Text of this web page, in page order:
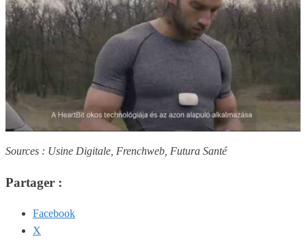
Sources : Usine Digitale, Frenchweb, Futura Santé
Partager :
Facebook
X